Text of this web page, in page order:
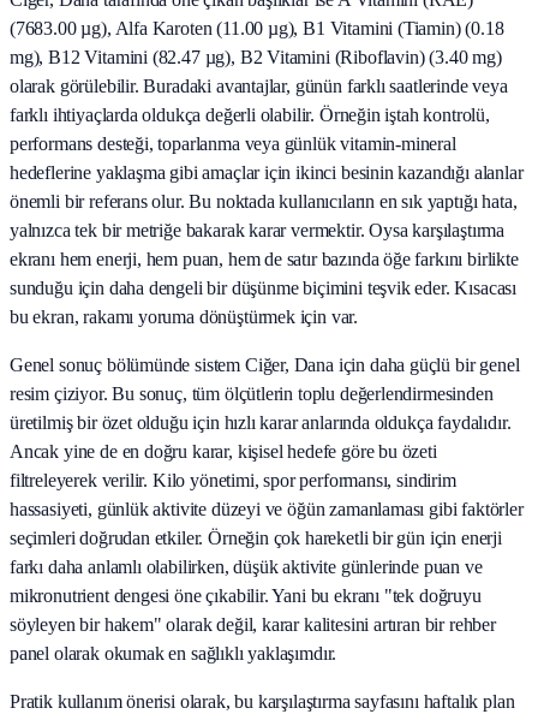
(7683.00 µg), Alfa Karoten (11.00 µg), B1 Vitamini (Tiamin) (0.18
mg), B12 Vitamini (82.47 µg), B2 Vitamini (Riboflavin) (3.40 mg)
olarak görülebilir. Buradaki avantajlar, günün farklı saatlerinde veya
farklı ihtiyaçlarda oldukça değerli olabilir. Örneğin iştah kontrolü,
performans desteği, toparlanma veya günlük vitamin-mineral
hedeflerine yaklaşma gibi amaçlar için ikinci besinin kazandığı alanlar
önemli bir referans olur. Bu noktada kullanıcıların en sık yaptığı hata,
yalnızca tek bir metriğe bakarak karar vermektir. Oysa karşılaştırma
ekranı hem enerji, hem puan, hem de satır bazında öğe farkını birlikte
sunduğu için daha dengeli bir düşünme biçimini teşvik eder. Kısacası
bu ekran, rakamı yoruma dönüştürmek için var.
Genel sonuç bölümünde sistem Ciğer, Dana için daha güçlü bir genel
resim çiziyor. Bu sonuç, tüm ölçütlerin toplu değerlendirmesinden
üretilmiş bir özet olduğu için hızlı karar anlarında oldukça faydalıdır.
Ancak yine de en doğru karar, kişisel hedefe göre bu özeti
filtreleyerek verilir. Kilo yönetimi, spor performansı, sindirim
hassasiyeti, günlük aktivite düzeyi ve öğün zamanlaması gibi faktörler
seçimleri doğrudan etkiler. Örneğin çok hareketli bir gün için enerji
farkı daha anlamlı olabilirken, düşük aktivite günlerinde puan ve
mikronutrient dengesi öne çıkabilir. Yani bu ekranı "tek doğruyu
söyleyen bir hakem" olarak değil, karar kalitesini artıran bir rehber
panel olarak okumak en sağlıklı yaklaşımdır.
Pratik kullanım önerisi olarak, bu karşılaştırma sayfasını haftalık plan